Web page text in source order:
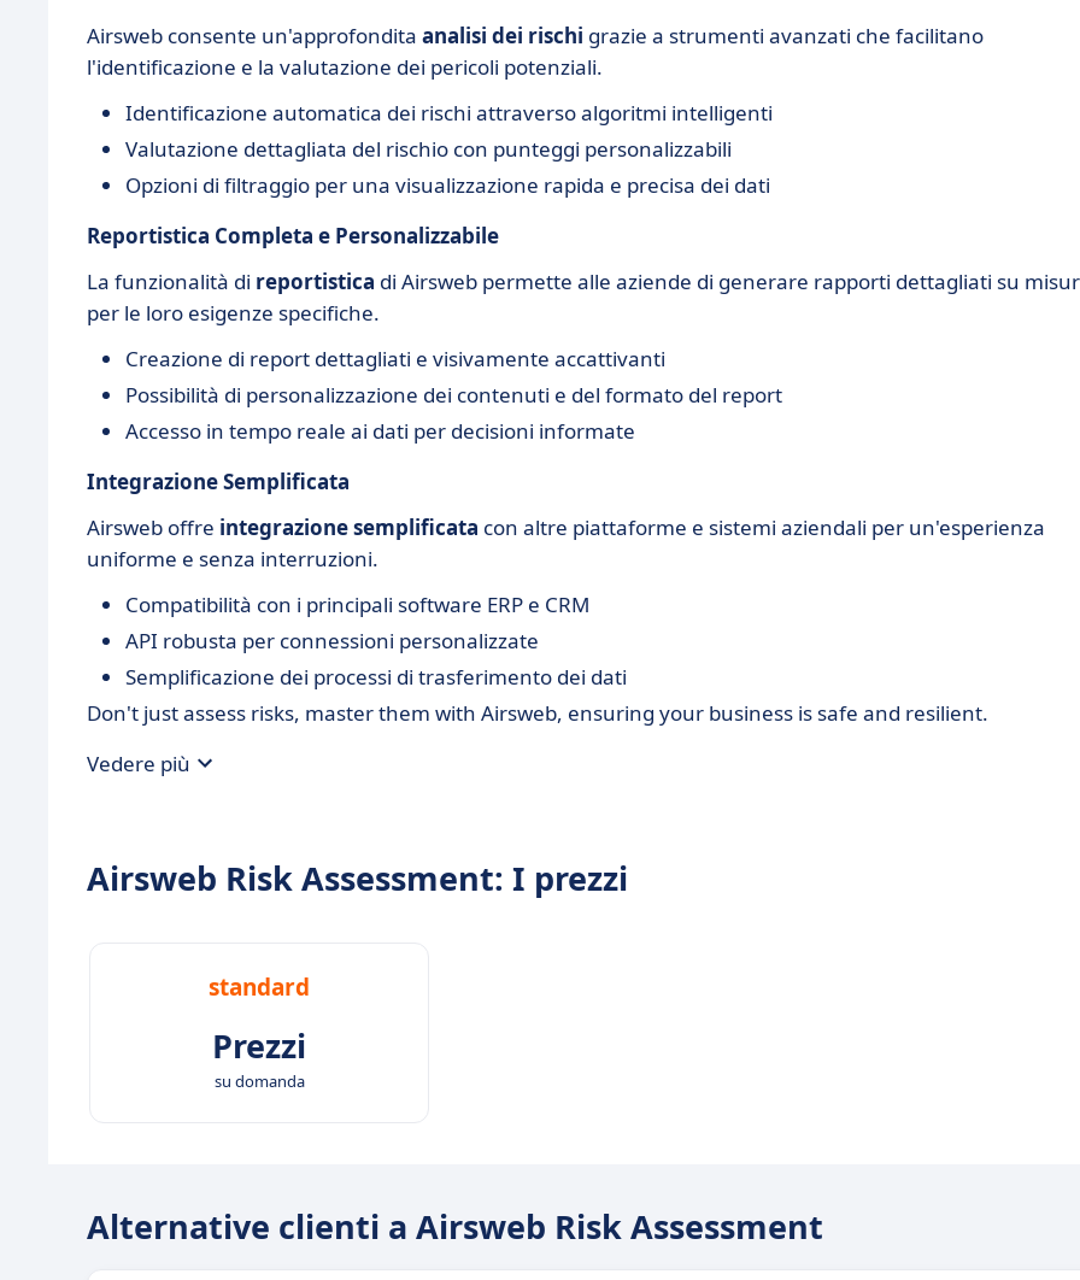
Airsweb consente un'approfondita analisi dei rischi grazie a strumenti avanzati che facilitano
l'identificazione e la valutazione dei pericoli potenziali.
Identificazione automatica dei rischi attraverso algoritmi intelligenti
Valutazione dettagliata del rischio con punteggi personalizzabili
Opzioni di filtraggio per una visualizzazione rapida e precisa dei dati
Reportistica Completa e Personalizzabile
La funzionalità di reportistica di Airsweb permette alle aziende di generare rapporti dettagliati su
per le loro esigenze specifiche.
Creazione di report dettagliati e visivamente accattivanti
Possibilità di personalizzazione dei contenuti e del formato del report
Accesso in tempo reale ai dati per decisioni informate
Integrazione Semplificata
Airsweb offre integrazione semplificata con altre piattaforme e sistemi aziendali per un'esperienza
uniforme e senza interruzioni.
Compatibilità con i principali software ERP e CRM
API robusta per connessioni personalizzate
Semplificazione dei processi di trasferimento dei dati
Don't just assess risks, master them with Airsweb, ensuring your business is safe and resilient.
Vedere più
Airsweb Risk Assessment: I prezzi
standard
Prezzi
su domanda
Alternative clienti a Airsweb Risk Assessment